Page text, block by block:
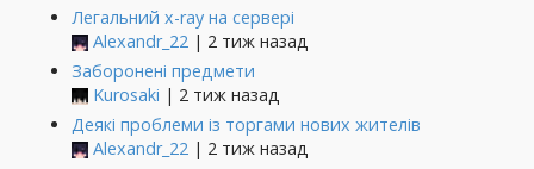
Легальний x-ray на сервері
Alexandr_22 | 2 тиж назад
Заборонені предмети
Kurosaki | 2 тиж назад
Деякі проблеми із торгами нових жителів
Alexandr_22 | 2 тиж назад